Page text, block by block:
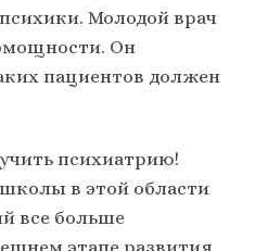
Молодой врач
Он
пациентов должен
психиатрию!
в этой области
все больше
этапе развития